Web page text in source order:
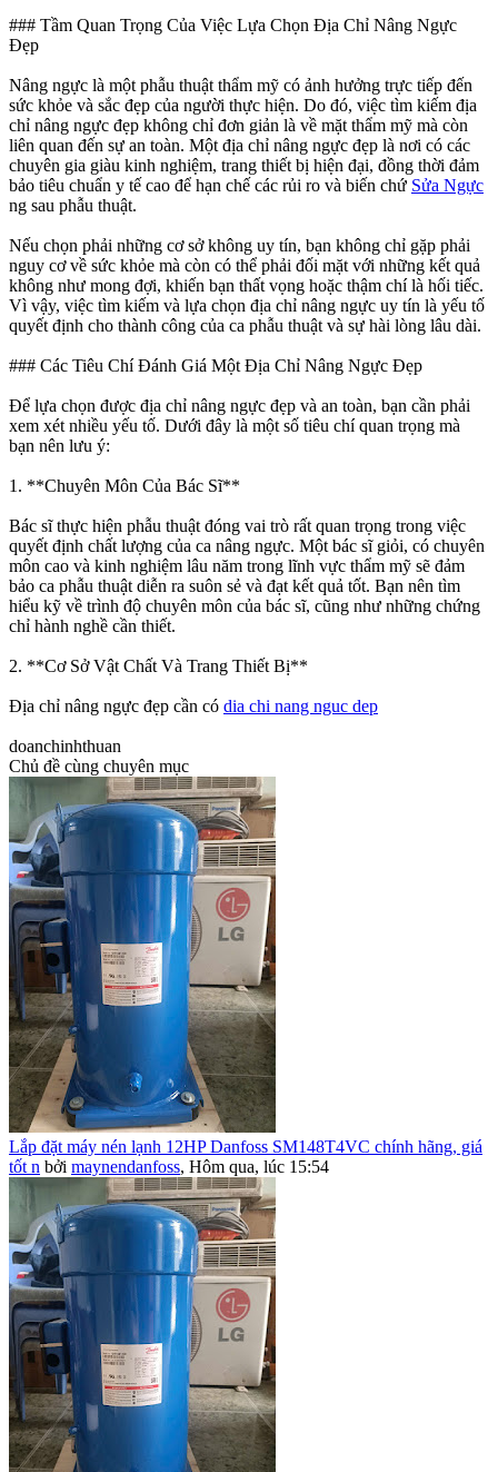
### Tầm Quan Trọng Của Việc Lựa Chọn Địa Chỉ Nâng Ngực
Đẹp
Nâng ngực là một phẫu thuật thẩm mỹ có ảnh hưởng trực tiếp đến
sức khỏe và sắc đẹp của người thực hiện. Do đó, việc tìm kiếm địa
chỉ nâng ngực đẹp không chỉ đơn giản là về mặt thẩm mỹ mà còn
liên quan đến sự an toàn. Một địa chỉ nâng ngực đẹp là nơi có các
chuyên gia giàu kinh nghiệm, trang thiết bị hiện đại, đồng thời đảm
bảo tiêu chuẩn y tế cao để hạn chế các rủi ro và biến chứ Sửa Ngực
ng sau phẫu thuật.
Nếu chọn phải những cơ sở không uy tín, bạn không chỉ gặp phải
nguy cơ về sức khỏe mà còn có thể phải đối mặt với những kết quả
không như mong đợi, khiến bạn thất vọng hoặc thậm chí là hối tiếc.
Vì vậy, việc tìm kiếm và lựa chọn địa chỉ nâng ngực uy tín là yếu tố
quyết định cho thành công của ca phẫu thuật và sự hài lòng lâu dài.
### Các Tiêu Chí Đánh Giá Một Địa Chỉ Nâng Ngực Đẹp
Để lựa chọn được địa chỉ nâng ngực đẹp và an toàn, bạn cần phải
xem xét nhiều yếu tố. Dưới đây là một số tiêu chí quan trọng mà
bạn nên lưu ý:
1. **Chuyên Môn Của Bác Sĩ**
Bác sĩ thực hiện phẫu thuật đóng vai trò rất quan trọng trong việc
quyết định chất lượng của ca nâng ngực. Một bác sĩ giỏi, có chuyên
môn cao và kinh nghiệm lâu năm trong lĩnh vực thẩm mỹ sẽ đảm
bảo ca phẫu thuật diễn ra suôn sẻ và đạt kết quả tốt. Bạn nên tìm
hiểu kỹ về trình độ chuyên môn của bác sĩ, cũng như những chứng
chỉ hành nghề cần thiết.
2. **Cơ Sở Vật Chất Và Trang Thiết Bị**
Địa chỉ nâng ngực đẹp cần có dia chi nang nguc dep
doanchinhthuan
Chủ đề cùng chuyên mục
Lắp đặt máy nén lạnh 12HP Danfoss SM148T4VC chính hãng, giá
tốt n bởi maynendanfoss, Hôm qua, lúc 15:54